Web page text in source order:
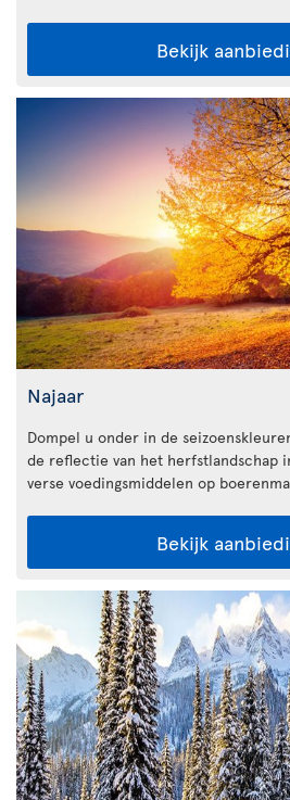
Bekijk
Najaar
Dompel u onder in de
de reflectie van het herfstlandschap
verse voedingsmiddelen op
Bekijk